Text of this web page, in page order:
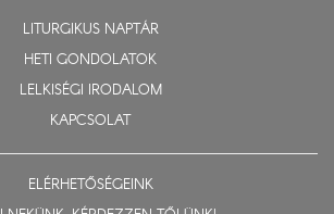
LITURGIKUS NAPTÁR
HETI GONDOLATOK
LELKISÉGI IRODALOM
KAPCSOLAT
ELÉRHETŐSÉGEINK